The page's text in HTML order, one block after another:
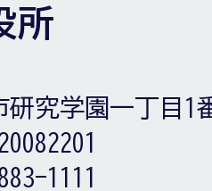
所
研究学園一丁目1
1111